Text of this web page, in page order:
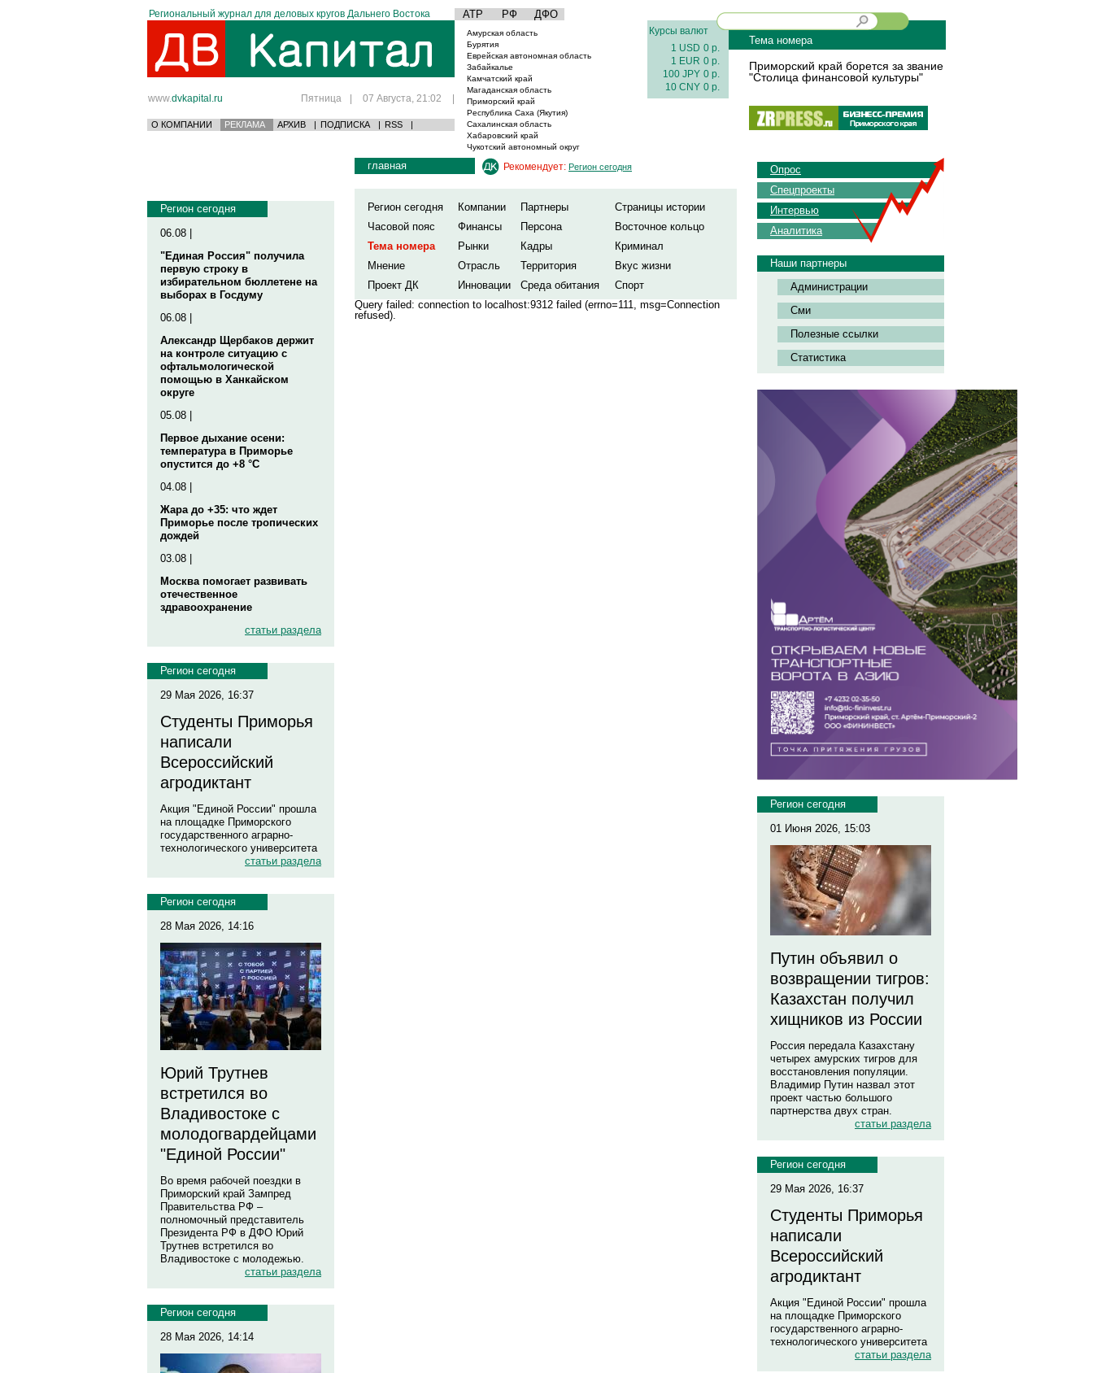
Региональный журнал для деловых кругов Дальнего Востока АТР РФ ДФО
www.dvkapital.ru Пятница | 07 Августа, 21:02 |
О КОМПАНИИ РЕКЛАМА АРХИВ | ПОДПИСКА | RSS |
Амурская область
Бурятия
Еврейская автономная область
Забайкалье
Камчатский край
Магаданская область
Приморский край
Республика Саха (Якутия)
Сахалинская область
Хабаровский край
Чукотский автономный округ
Курсы валют
1 USD 0 р.
1 EUR 0 р.
100 JPY 0 р.
10 CNY 0 р.
Тема номера
Приморский край борется за звание
"Столица финансовой культуры"
Регион сегодня
06.08 |
"Единая Россия" получила
первую строку в
избирательном бюллетене на
выборах в Госдуму
06.08 |
Александр Щербаков держит
на контроле ситуацию с
офтальмологической
помощью в Ханкайском
округе
05.08 |
Первое дыхание осени:
температура в Приморье
опустится до +8 °C
04.08 |
Жара до +35: что ждет
Приморье после тропических
дождей
03.08 |
Москва помогает развивать
отечественное
здравоохранение
статьи раздела
Регион сегодня
29 Мая 2026, 16:37
Студенты Приморья
написали
Всероссийский
агродиктант
Акция "Единой России" прошла
на площадке Приморского
государственного аграрно-
технологического университета
статьи раздела
Регион сегодня
28 Мая 2026, 14:16
Юрий Трутнев
встретился во
Владивостоке с
молодогвардейцами
"Единой России"
Во время рабочей поездки в
Приморский край Зампред
Правительства РФ –
полномочный представитель
Президента РФ в ДФО Юрий
Трутнев встретился во
Владивостоке с молодежью.
статьи раздела
Регион сегодня
28 Мая 2026, 14:14
главная Рекомендует: Регион сегодня
Регион сегодня Компании Партнеры
Страницы истории
Часовой пояс
Финансы Персона
Восточное кольцо
Тема номера
Рынки Кадры
Криминал
Мнение
Отрасль Территория
Вкус жизни
Проект ДК
Инновации Среда обитания
Спорт
Query failed: connection to localhost:9312 failed (errno=111, msg=Connection
refused).
Опрос
Спецпроекты
Интервью
Аналитика
Наши партнеры
Администрации
Сми
Полезные ссылки
Статистика
Регион сегодня
01 Июня 2026, 15:03
Путин объявил о
возвращении тигров:
Казахстан получил
хищников из России
Россия передала Казахстану
четырех амурских тигров для
восстановления популяции.
Владимир Путин назвал этот
проект частью большого
партнерства двух стран.
статьи раздела
Регион сегодня
29 Мая 2026, 16:37
Студенты Приморья
написали
Всероссийский
агродиктант
Акция "Единой России" прошла
на площадке Приморского
государственного аграрно-
технологического университета
статьи раздела